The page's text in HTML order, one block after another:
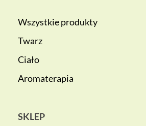
Wszystkie produkty
Twarz
Ciało
Aromaterapia
SKLEP